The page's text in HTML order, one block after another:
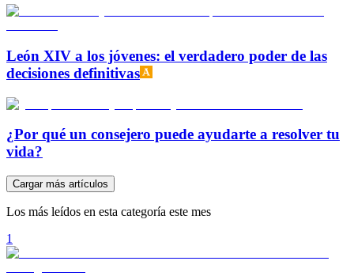
León XIV a los jóvenes: el verdadero poder de las
decisiones definitivas
¿Por qué un consejero puede ayudarte a resolver tu
vida?
Cargar más artículos
Los más leídos en esta categoría este mes
1